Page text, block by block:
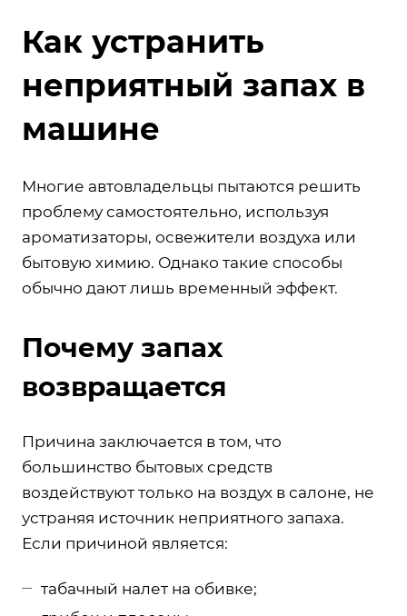
Как устранить
неприятный запах в
машине
Многие автовладельцы пытаются решить
проблему самостоятельно, используя
ароматизаторы, освежители воздуха или
бытовую химию. Однако такие способы
обычно дают лишь временный эффект.
Почему запах
возвращается
Причина заключается в том, что
большинство бытовых средств
воздействуют только на воздух в салоне, не
устраняя источник неприятного запаха.
Если причиной является:
табачный налет на обивке;